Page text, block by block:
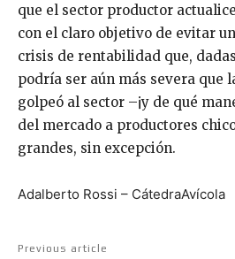
que el sector productor
con el claro objetivo de evitar
crisis de rentabilidad que,
podría ser aún más severa que
golpeó al sector –¡y de qué
del mercado a productores
grandes, sin excepción.
Adalberto Rossi – CátedraAvícola
Previous article